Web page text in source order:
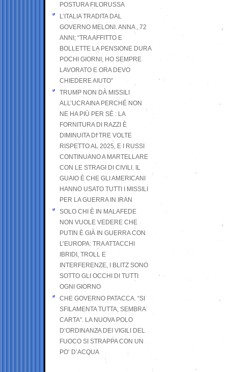
POSTURA FILORUSSA
L’ITALIA TRADITA DAL
GOVERNO MELONI. ANNA , 72
ANNI; “TRA AFFITTO E
BOLLETTE LA PENSIONE DURA
POCHI GIORNI, HO SEMPRE
LAVORATO E ORA DEVO
CHIEDERE AIUTO”
TRUMP NON DÀ MISSILI
ALL’UCRAINA PERCHÉ NON
NE HA PIÙ PER SÉ : LA
FORNITURA DI RAZZI È
DIMINUITA DI TRE VOLTE
RISPETTO AL 2025, E I RUSSI
CONTINUANO A MARTELLARE
CON LE STRAGI DI CIVILI. IL
GUAIO È CHE GLI AMERICANI
HANNO USATO TUTTI I MISSILI
PER LA GUERRA IN IRAN
SOLO CHI È IN MALAFEDE
NON VUOLE VEDERE CHE
PUTIN È GIÀ IN GUERRA CON
L’EUROPA: TRA ATTACCHI
IBRIDI, TROLL E
INTERFERENZE, I BLITZ SONO
SOTTO GLI OCCHI DI TUTTI
OGNI GIORNO
CHE GOVERNO PATACCA. “SI
SFILAMENTA TUTTA, SEMBRA
CARTA”. LA NUOVA POLO
D’ORDINANZA DEI VIGILI DEL
FUOCO SI STRAPPA CON UN
PO’ D’ACQUA